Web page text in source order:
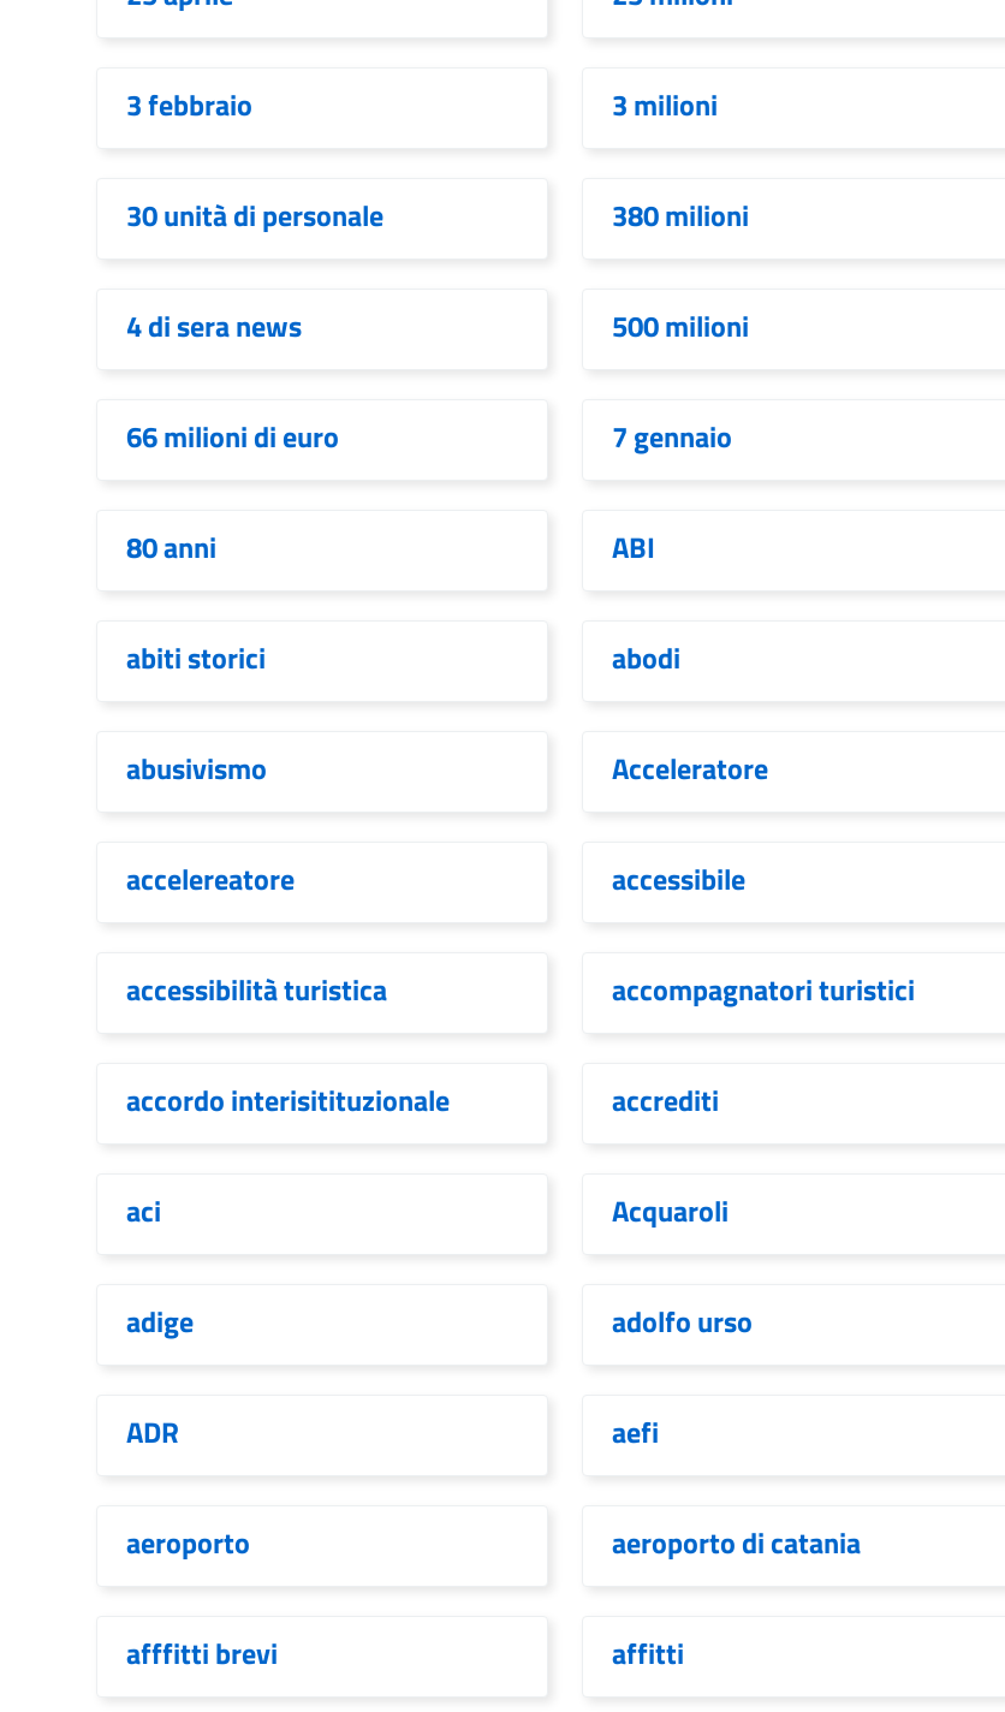
3 febbraio 3 milioni
30 unità di personale 380 milioni
4 di sera news 500 milioni
66 milioni di euro 7 gennaio
80 anni ABI
abiti storici abodi
abusivismo Acceleratore
accelereatore accessibile
accessibilità turistica accompagnatori turistici
accordo interisitituzionale accrediti
aci Acquaroli
adige adolfo urso
ADR aefi
aeroporto aeroporto di catania
afffitti brevi affitti